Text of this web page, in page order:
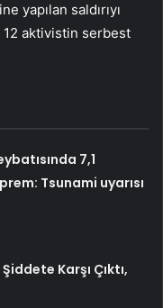
yapılan saldırıyı
aktivistin serbest
7,1
Tsunami uyarısı
Karşı Çıktı,